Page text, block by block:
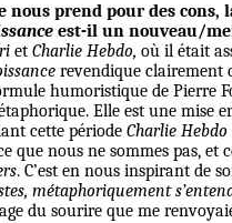
prend pour des
est-il un nouveau/
et Charlie Hebdo, où il était
revendique clairement
humoristique de Pierre
Elle est une
cette période Charlie Hebdo
nous ne sommes pas, et
. C’est en nous inspirant de
métaphoriquement
du sourire que me